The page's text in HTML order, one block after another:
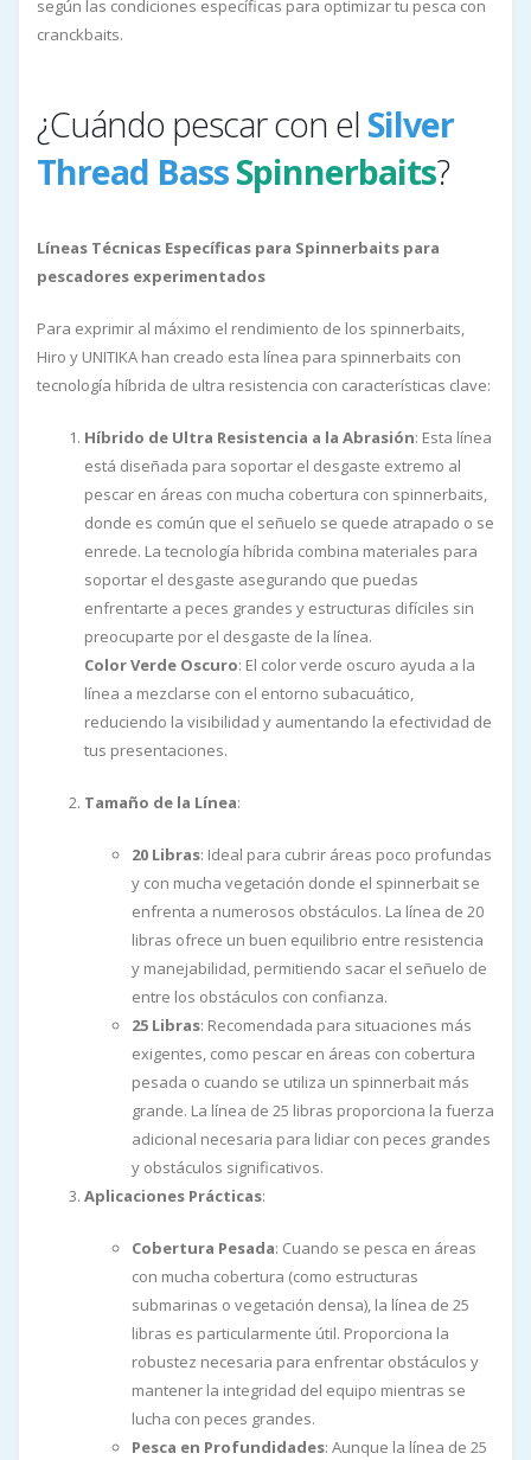
según las condiciones específicas para optimizar tu pesca con
cranckbaits.
¿Cuándo pescar con el Silver
Thread BassSpinnerbaits?
Líneas Técnicas Específicas para Spinnerbaits para
pescadores experimentados
Para exprimir al máximo el rendimiento de los spinnerbaits,
Hiro y UNITIKA han creado esta línea para spinnerbaits con
tecnología híbrida de ultra resistencia con características clave:
Híbrido de Ultra Resistencia a la Abrasión: Esta línea
está diseñada para soportar el desgaste extremo al
pescar en áreas con mucha cobertura con spinnerbaits,
donde es común que el señuelo se quede atrapado o se
enrede. La tecnología híbrida combina materiales para
soportar el desgaste asegurando que puedas
enfrentarte a peces grandes y estructuras difíciles sin
preocuparte por el desgaste de la línea.
Color Verde Oscuro: El color verde oscuro ayuda a la
línea a mezclarse con el entorno subacuático,
reduciendo la visibilidad y aumentando la efectividad de
tus presentaciones.
Tamaño de la Línea:
20 Libras: Ideal para cubrir áreas poco profundas
y con mucha vegetación donde el spinnerbait se
enfrenta a numerosos obstáculos. La línea de 20
libras ofrece un buen equilibrio entre resistencia
y manejabilidad, permitiendo sacar el señuelo de
entre los obstáculos con confianza.
25 Libras: Recomendada para situaciones más
exigentes, como pescar en áreas con cobertura
pesada o cuando se utiliza un spinnerbait más
grande. La línea de 25 libras proporciona la fuerza
adicional necesaria para lidiar con peces grandes
y obstáculos significativos.
Aplicaciones Prácticas:
Cobertura Pesada: Cuando se pesca en áreas
con mucha cobertura (como estructuras
submarinas o vegetación densa), la línea de 25
libras es particularmente útil. Proporciona la
robustez necesaria para enfrentar obstáculos y
mantener la integridad del equipo mientras se
lucha con peces grandes.
Pesca en Profundidades: Aunque la línea de 25